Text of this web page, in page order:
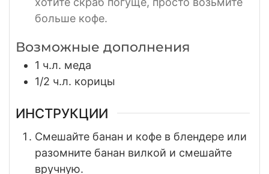
больше кофе.
Возможные дополнения
1 ч.л. меда
1/2 ч.л. корицы
ИНСТРУКЦИИ
Смешайте банан и кофе в блендере или
разомните банан вилкой и смешайте
вручную.